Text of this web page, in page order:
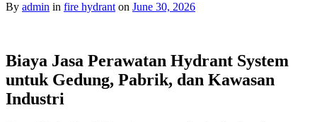
By admin in fire hydrant on June 30, 2026
Biaya Jasa Perawatan Hydrant System
untuk Gedung, Pabrik, dan Kawasan
Industri